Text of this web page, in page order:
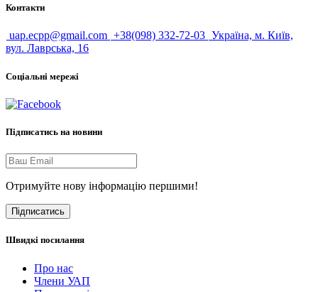
Контакти
uap.ecpp@gmail.com +38(098) 332-72-03 Україна, м. Київ,
вул. Лаврська, 16
Соціальні мережі
Підписатись на новини
Отримуйте нову інформацію першими!
Підписатись
Швидкі посилання
Про нас
Члени УАП